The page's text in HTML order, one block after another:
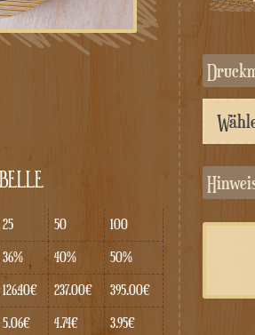
25 50
100
36% 40%
50%
126.40€ 237.00€
395.00€
5.06€ 4.74€ 3.95€